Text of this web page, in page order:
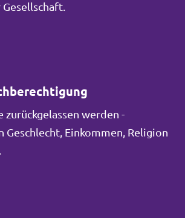
zurückgelassen werden -
Geschlecht, Einkommen, Religion